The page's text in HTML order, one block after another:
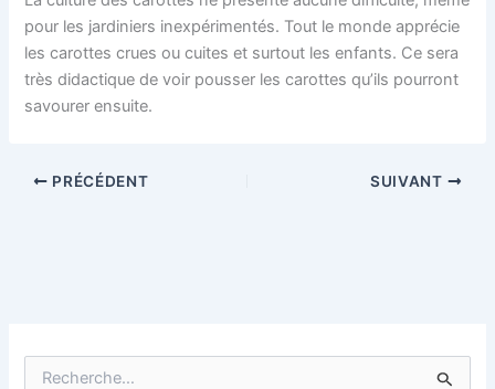
pour les jardiniers inexpérimentés. Tout le monde apprécie
les carottes crues ou cuites et surtout les enfants. Ce sera
très didactique de voir pousser les carottes qu’ils pourront
savourer ensuite.
PRÉCÉDENT SUIVANT